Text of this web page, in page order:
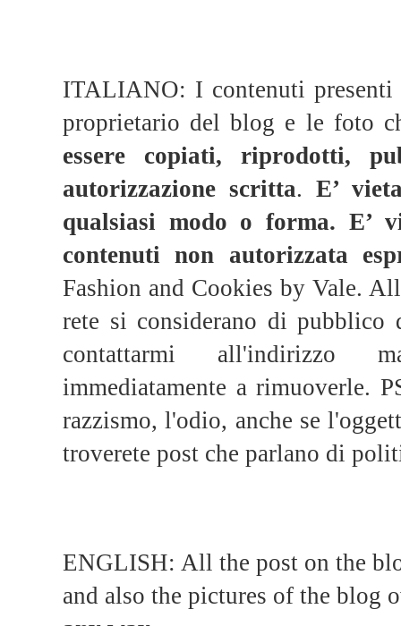
ITALIANO: I contenuti
proprietario del blog e le foto
essere copiati, riprodotti,
autorizzazione scritta. E’
qualsiasi modo o forma. E’
contenuti non autorizzata
Fashion and Cookies by Vale.
rete si considerano di
contattarmi all'indirizzo
immediatamente a rimuoverle.
razzismo, l'odio, anche se
troverete post che parlano di
ENGLISH: All the post on the
and also the pictures of the blog